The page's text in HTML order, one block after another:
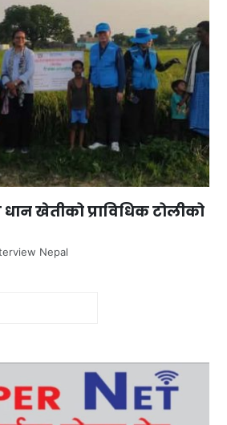
खेतीको प्राविधिक टोलीको
Nepal